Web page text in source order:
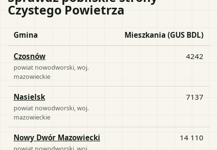
Czystego Powietrza
Gmina Mieszkania (GUS BDL)
Czosnów
powiat nowodworski , woj.
mazowieckie
4242
Nasielsk
powiat nowodworski , woj.
mazowieckie
7137
Nowy Dwór Mazowiecki 14 110